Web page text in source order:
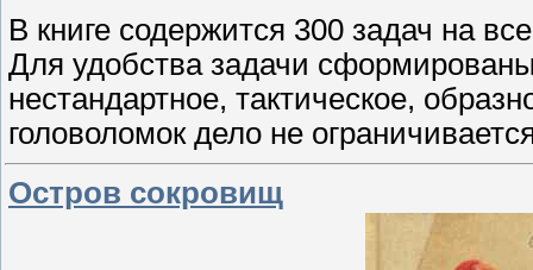
В книге содержится 300 задач на
Для удобства задачи
нестандартное, тактическое,
головоломок дело не
Остров сокровищ